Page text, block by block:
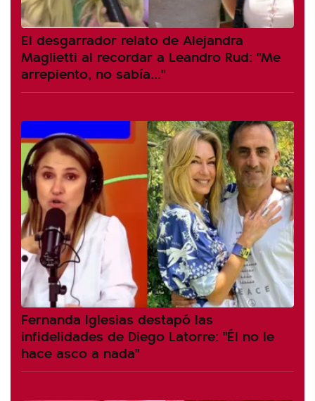
El desgarrador relato de Alejandra
Maglietti al recordar a Leandro Rud: "Me
arrepiento, no sabía..."
Fernanda Iglesias destapó las
infidelidades de Diego Latorre: "Él no le
hace asco a nada"